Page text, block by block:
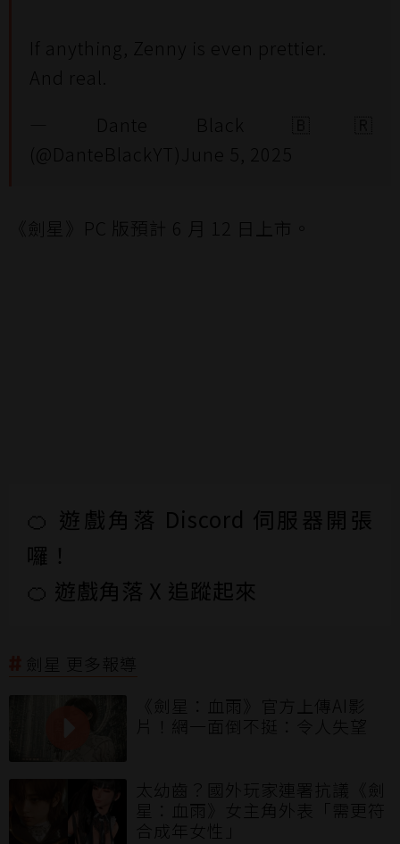
《劍星》PC 版預計 6 月 12 日上市。
🍊 遊戲角落 Discord 伺服器開張
囉！
🍊 遊戲角落 X 追蹤起來
劍星 更多報導
《劍星：血雨》官方上傳AI影
片！網一面倒不挺：令人失望
太幼齒？國外玩家連署抗議《劍
星：血雨》女主角外表「需更符
合成年女性」